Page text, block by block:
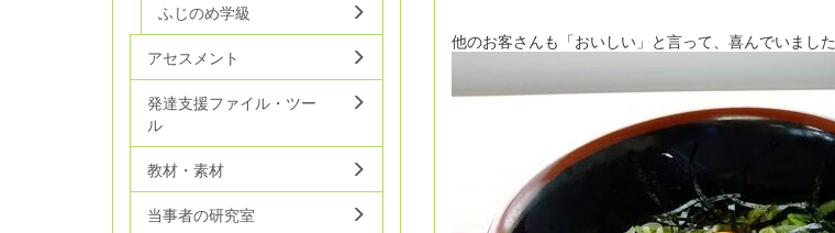
他のお客さんも「おいしい」と言って、喜んでいました
ふじのめ学級
アセスメント
発達支援ファイル・ツー
ル
教材・素材
当事者の研究室